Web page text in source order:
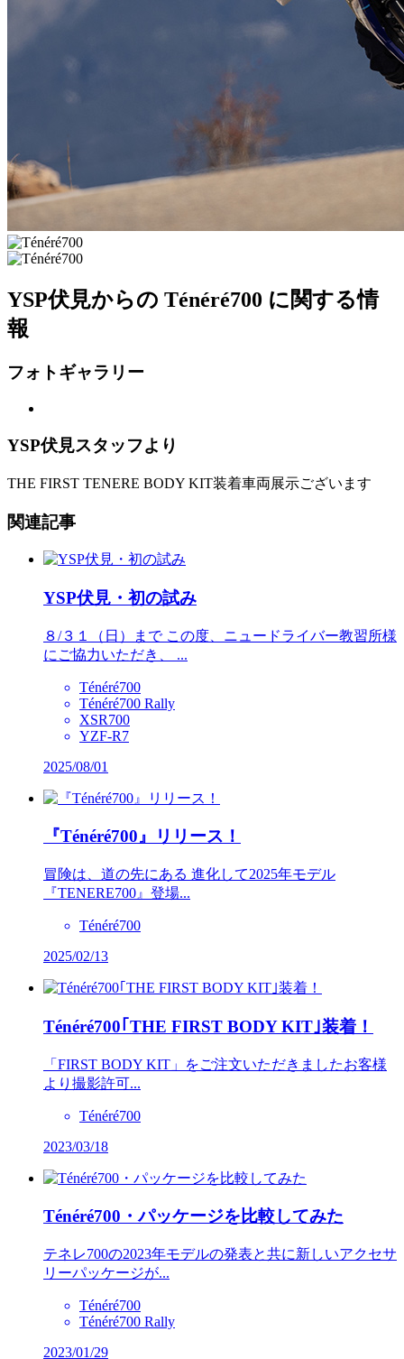
YSP伏見からの Ténéré700 に関する情
報
フォトギャラリー
YSP伏見スタッフより
THE FIRST TENERE BODY KIT装着車両展示ございます
関連記事
YSP伏見・初の試み
８/３１（日）まで この度、ニュードライバー教習所様
にご協力いただき、 ...
Ténéré700
Ténéré700 Rally
XSR700
YZF-R7
2025/08/01
『Ténéré700』リリース！
冒険は、道の先にある 進化して2025年モデル
『TENERE700』登場...
Ténéré700
2025/02/13
Ténéré700｢THE FIRST BODY KIT｣装着！
「FIRST BODY KIT」をご注文いただきましたお客様
より撮影許可...
Ténéré700
2023/03/18
Ténéré700・パッケージを比較してみた
テネレ700の2023年モデルの発表と共に新しいアクセサ
リーパッケージが...
Ténéré700
Ténéré700 Rally
2023/01/29